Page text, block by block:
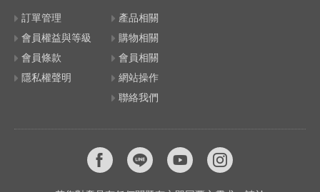
訂單管理
會員權益與等級
會員條款
隱私權聲明
產品相關
購物相關
會員相關
網站操作
聯絡我們